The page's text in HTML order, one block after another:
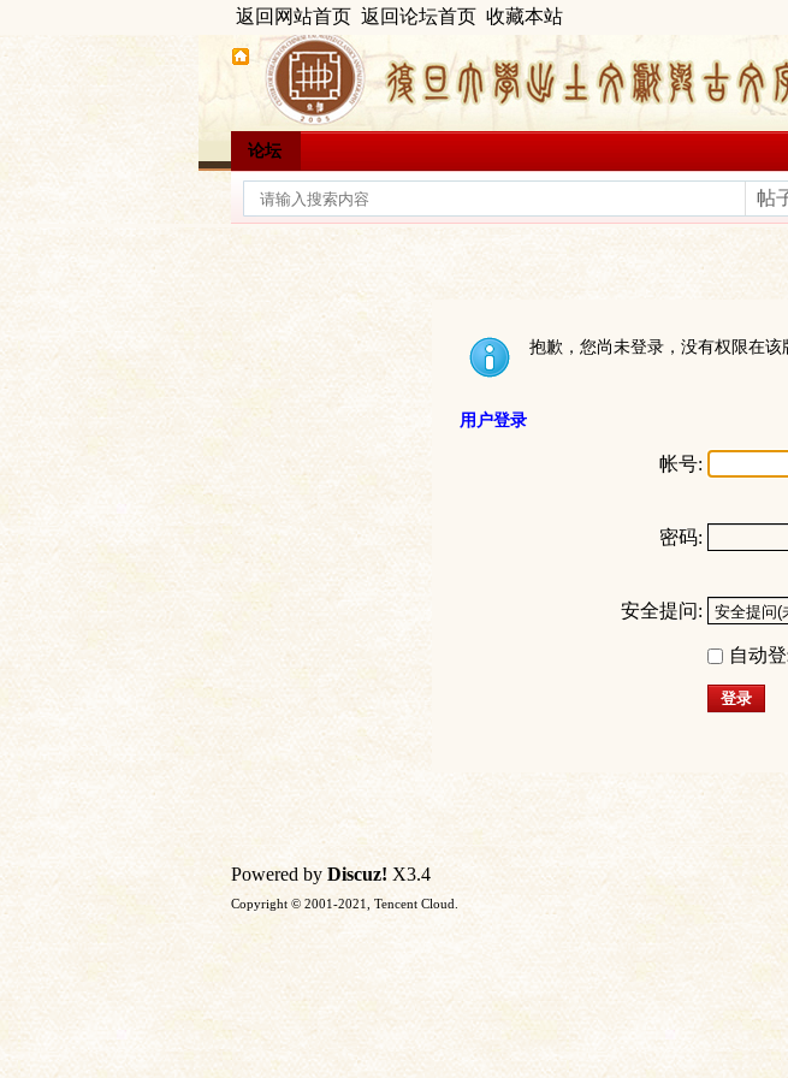
返回网站首页 返回论坛首页 收藏本站
论坛
帖
抱歉，您尚未登录，没有权限在该
用户登录
帐号:
密码:
安全提问:
自动
登录
Powered by Discuz! X3.4
Copyright © 2001-2021, Tencent Cloud.